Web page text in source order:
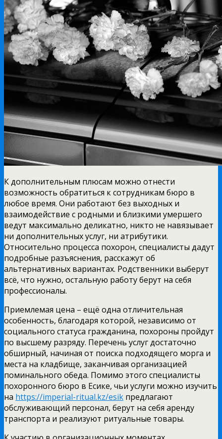
К дополнительным плюсам можно отнести
возможность обратиться к сотрудникам бюро в
любое время. Они работают без выходных и
взаимодействие с родными и близкими умершего
ведут максимально деликатно, никто не навязывает
ни дополнительных услуг, ни атрибутики.
Относительно процесса похорон, специалисты дадут
подробные разъяснения, расскажут об
альтернативных вариантах. Родственники выберут
всё, что нужно, остальную работу берут на себя
профессионалы.
Приемлемая цена – ещё одна отличительная
особенность, благодаря которой, независимо от
социального статуса гражданина, похороны пройдут
по высшему разряду. Перечень услуг достаточно
обширный, начиная от поиска подходящего морга и
места на кладбище, заканчивая организацией
поминального обеда. Помимо этого специалисты
похоронного бюро в Есике, чьи услуги можно изучить
на https://imperial-ritual.kz/esik предлагают
обслуживающий персонал, берут на себя аренду
транспорта и реализуют ритуальные товары.